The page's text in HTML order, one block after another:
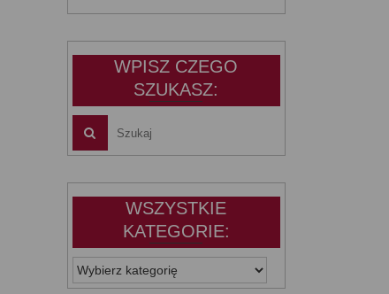
cena
cena
WPISZ CZEGO
SZUKASZ:
WSZYSTKIE
KATEGORIE:
WSZYSTKIE
KATEGORIE: